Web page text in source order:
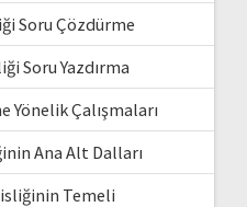
Soru Çözdürme
Soru Yazdırma
Yönelik Çalışmaları
Ana Alt Dalları
Temeli